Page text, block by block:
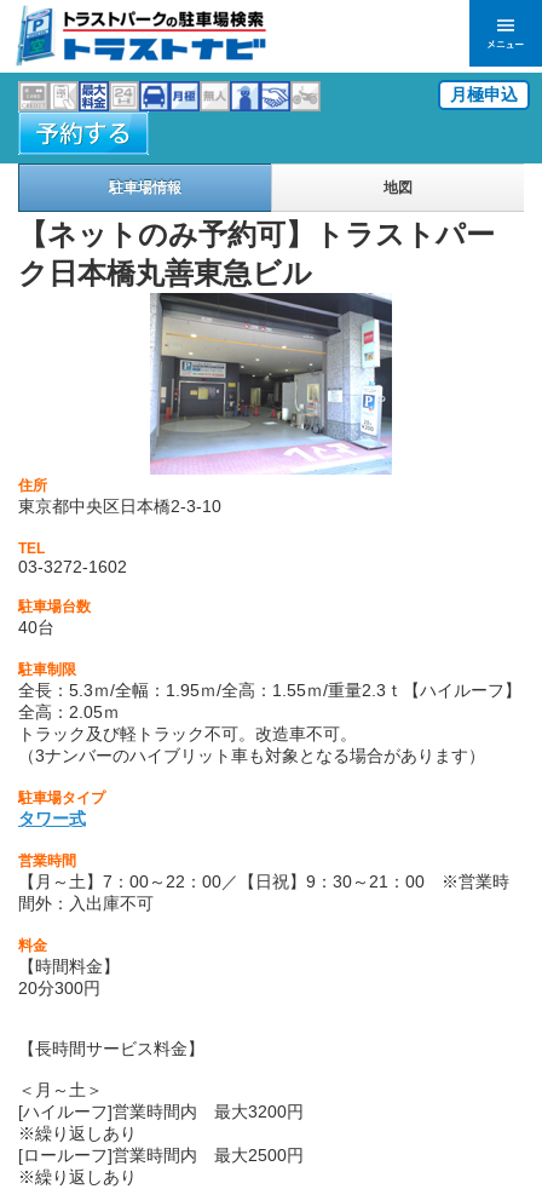
月極申込
駐車場情報 地図
【ネットのみ予約可】トラストパー
ク日本橋丸善東急ビル
住所
東京都中央区日本橋2-3-10
TEL
03-3272-1602
駐車場台数
40台
駐車制限
全長：5.3ｍ/全幅：1.95ｍ/全高：1.55ｍ/重量2.3ｔ【ハイルーフ】
全高：2.05ｍ
トラック及び軽トラック不可。改造車不可。
（3ナンバーのハイブリット車も対象となる場合があります）
駐車場タイプ
タワー式
営業時間
【月～土】7：00～22：00／【日祝】9：30～21：00 ※営業時
間外：入出庫不可
料金
【時間料金】
20分300円
【長時間サービス料金】
＜月～土＞
[ハイルーフ]営業時間内 最大3200円
※繰り返しあり
[ロールーフ]営業時間内 最大2500円
※繰り返しあり